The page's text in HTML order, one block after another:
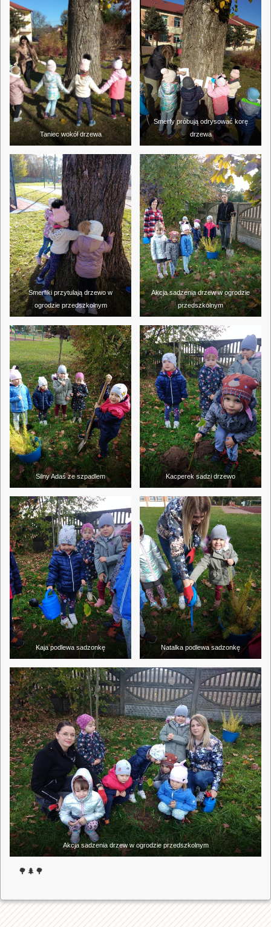
Taniec wokół drzewa
Smerfy próbują odrysować korę
drzewa
Smerfiki przytulają drzewo w
ogrodzie przedszkolnym
Akcja sadzenia drzew w ogrodzie
przedszkolnym
Silny Adaś ze szpadlem Kacperek sadzi drzewo
Kaja podlewa sadzonkę Natalka podlewa sadzonkę
Akcja sadzenia drzew w ogrodzie przedszkolnym
🌳🌲🌳